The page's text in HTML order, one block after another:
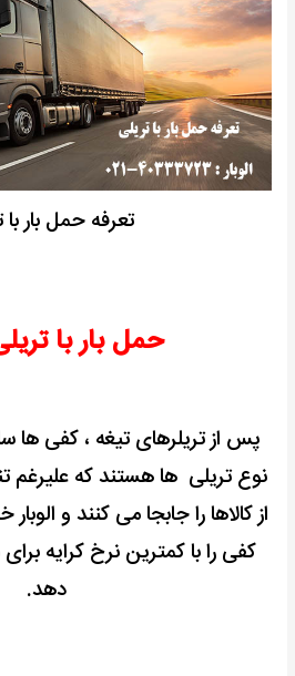
تعرفه حمل بار با
حمل بار با
پس از تریلرهای تیغه ، کفی ها
نوع تریلی ها هستند كه
از کالاها را جابجا می کنند و
کفی را با کمترین نرخ کرایه
دهد.